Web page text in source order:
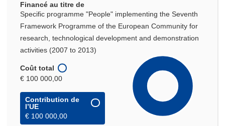
Financé au titre de
Specific programme "People" implementing the Seventh
Framework Programme of the European Community for
research, technological development and demonstration
activities (2007 to 2013)
Coût total
€ 100 000,00
Contribution de
l’UE
€ 100 000,00